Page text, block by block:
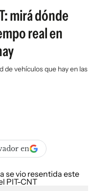
mirá dónde
real en
de vehículos que hay en las
en